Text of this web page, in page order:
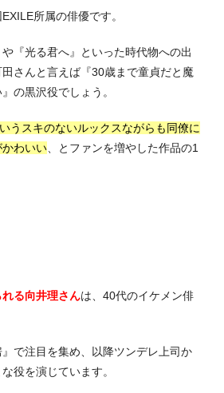
所属の俳優です。
『光る君へ』といった時代物への出
さんと言えば『30歳まで童貞だと魔
の黒沢役でしょう。
うスキのないルックスながらも同僚に
わいい 、とファンを増やした作品の1
る向井理さんは、40代のイケメン俳
で注目を集め、以降ツンデレ上司か
役を演じています。